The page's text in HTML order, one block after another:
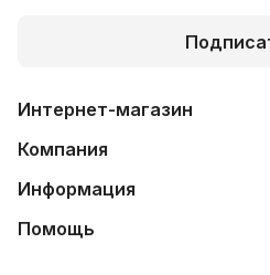
Интернет-магазин
Компания
Информация
Помощь